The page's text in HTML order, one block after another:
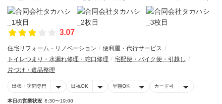
3.07
住宅リフォーム・リノベーション
便利屋・代行サービス
トイレつまり・水漏れ修理・蛇口修理
宅配便・バイク便・引越し
片づけ・遺品整理
出張・訪問専門 日祝OK 早朝OK カード可
本日の営業状況 8:30〜19:00